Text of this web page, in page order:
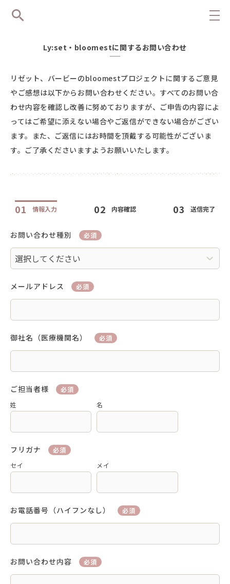
Ly:set・bloomestに関するお問い合わせ
リゼット、バービーのbloomestプロジェクトに関する ご意見
やご感想は以下からお問い合わせください。すべてのお問い合
わせ内容を確認し改善に努めておりますが、 ご申告の内容によ
ってはご希望に添えない場合やご返信ができない場合がござい
ます。 また、ご返信にはお時間を頂戴する可能性がございま
す。ご了承くださいますようお願いいたします。
01 情報入力 02 内容確認 03 送信完了
お問い合わせ種別 必須
メールアドレス 必須
御社名（医療機関名） 必須
ご担当者様
必須
姓
名
フリガナ
必須
セイ
メイ
お電話番号（ハイフンなし） 必須
お問い合わせ内容 必須